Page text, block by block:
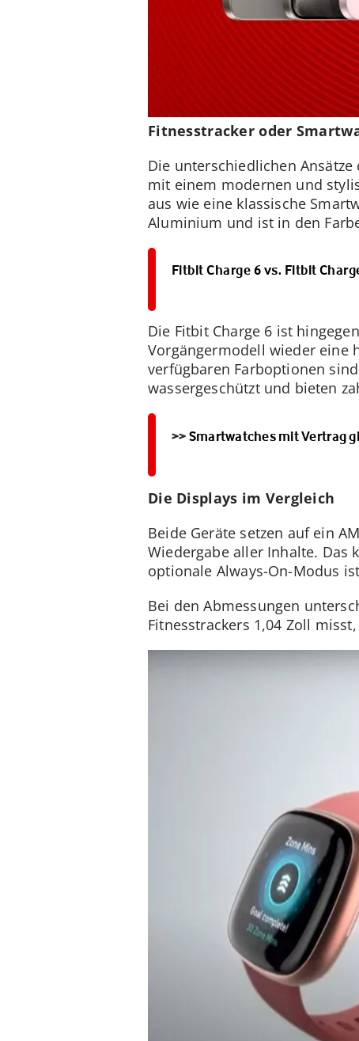
Fitnesstracker oder
Die unterschiedlichen
mit einem modernen und
aus wie eine klassische
Aluminium und ist in den
Fitbit Charge 6 vs. Fitbit
Die Fitbit Charge 6 ist
Vorgängermodell wieder eine
verfügbaren Farboptionen
wassergeschützt und bieten
>> Smartwatches mit Vertrag
Die Displays im Vergleich
Beide Geräte setzen auf ein
Wiedergabe aller Inhalte. Das
optionale Always-On-Modus
Bei den Abmessungen
Fitnesstrackers 1,04 Zoll